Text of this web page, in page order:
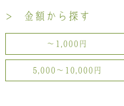
087-844-8801
> 金額から探す
〜1,000円
5,000〜10,000円